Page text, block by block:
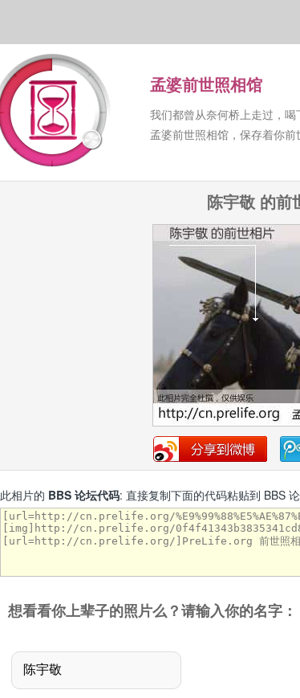
孟婆前世照相馆
我们都曾从奈何桥上走过，喝
孟婆前世照相馆，保存着你前
陈宇敬 的前
此相片的 BBS 论坛代码: 直接复制下面的代码粘贴到 BBS
想看看你上辈子的照片么？请输入你的名字：